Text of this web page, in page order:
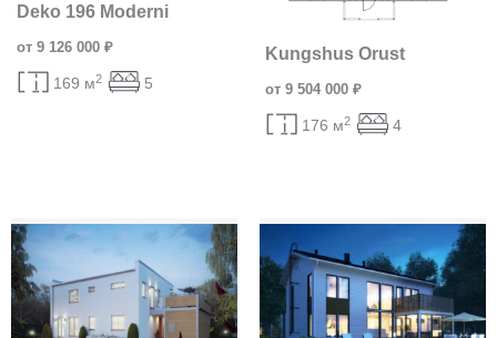
Deko 196 Moderni
от 9 126 000 ₽
169 м2 5
Kungshus Orust
от 9 504 000 ₽
176 м2 4